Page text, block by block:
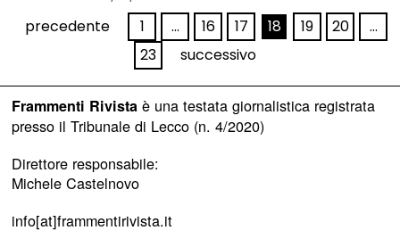
precedente 1 … 16 17 18 19 20
…
23
successivo
Frammenti Rivistaè una testata giornalistica registrata
presso il Tribunale di Lecco (n. 4/2020)
Direttore responsabile:
Michele Castelnovo
info[at]frammentirivista.it